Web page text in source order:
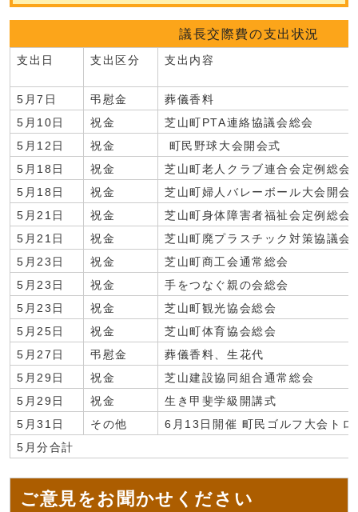
議長交際費の支出状況
支出日 支出区分 支出内容
5月7日 弔慰金
葬儀香料
5月10日
祝金
芝山町PTA連絡協議会総会
5月12日
祝金
町民野球大会開会式
5月18日
祝金
芝山町老人クラブ連合会定例総会
5月18日
祝金
芝山町婦人バレーボール大会開会
5月21日
祝金
芝山町身体障害者福祉会定例総会
5月21日
祝金
芝山町廃プラスチック対策協議会
5月23日
祝金
芝山町商工会通常総会
5月23日
祝金
手をつなぐ親の会総会
5月23日
祝金
芝山町観光協会総会
5月25日
祝金
芝山町体育協会総会
5月27日
弔慰金
葬儀香料、生花代
5月29日
祝金
芝山建設協同組合通常総会
5月29日
祝金
生き甲斐学級開講式
5月31日
その他
6月13日開催 町民ゴルフ大会トロ
5月分合計
ご意見をお聞かせください